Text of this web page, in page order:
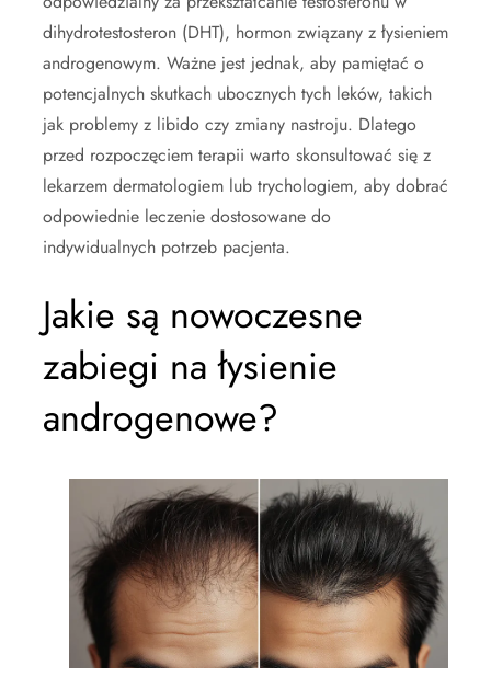
dihydrotestosteron (DHT), hormon związany z łysieniem
androgenowym. Ważne jest jednak, aby pamiętać o
potencjalnych skutkach ubocznych tych leków, takich
jak problemy z libido czy zmiany nastroju. Dlatego
przed rozpoczęciem terapii warto skonsultować się z
lekarzem dermatologiem lub trychologiem, aby dobrać
odpowiednie leczenie dostosowane do
indywidualnych potrzeb pacjenta.
Jakie są nowoczesne
zabiegi na łysienie
androgenowe?